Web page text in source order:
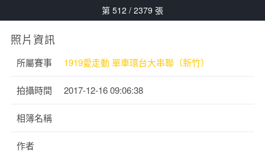
第 512 / 2379 張
照片資訊
所屬賽事 1919愛走動 單車環台大串聯（新竹）
拍攝時間 2017-12-16 09:06:38
相簿名稱
作者